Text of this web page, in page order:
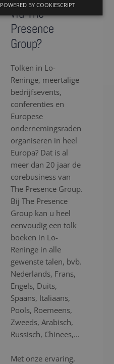
via The
Presence
Group?
Tolken in Lo-
Reninge, meertalige
bedrijfsevents,
conferenties en
Europese
ondernemingsraden
organiseren in heel
Europa? Dat is al
meer dan 20 jaar de
corebusiness van
The Presence Group.
Bij The Presence
Group kan u heel
eenvoudig een tolk
boeken in Lo-
Reninge in alle
gewenste talen, bvb.
Nederlands, Frans,
Engels, Duits,
Spaans, Italiaans,
Pools, Roemeens,
Zweeds, Arabisch,
Russisch, Chinees,...
Met onze ervaring,
POWERED BY COOKIESCRIPT